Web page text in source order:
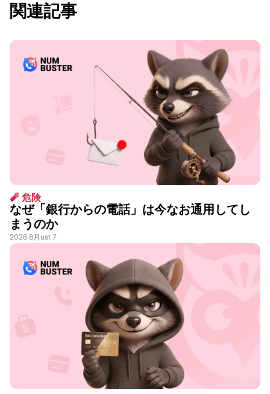
関連記事
🧨 危険
なぜ「銀行からの電話」は今なお通用してし
まうのか
2026 8月ust 7